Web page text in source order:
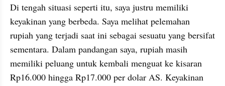
Di tengah situasi seperti itu, saya justru memiliki
keyakinan yang berbeda. Saya melihat pelemahan
rupiah yang terjadi saat ini sebagai sesuatu yang bersifat
sementara. Dalam pandangan saya, rupiah masih
memiliki peluang untuk kembali menguat ke kisaran
Rp16.000 hingga Rp17.000 per dolar AS. Keyakinan